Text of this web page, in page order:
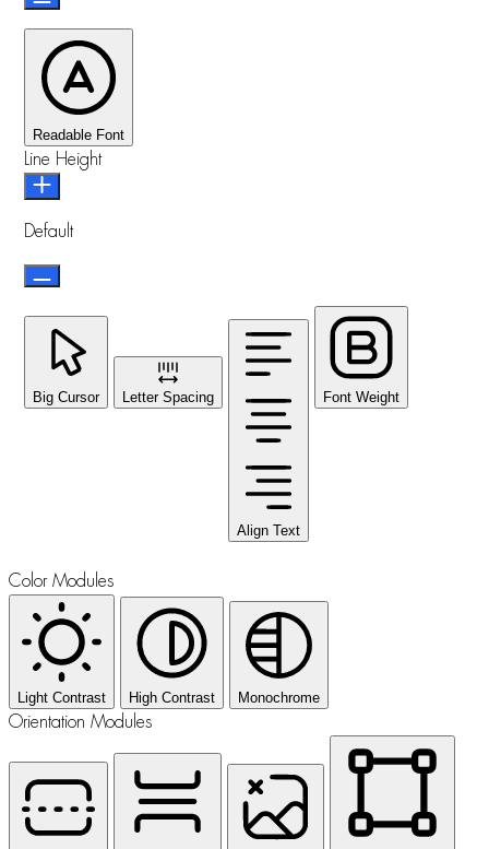
Readable Font
Line Height
Default
Big Cursor Letter Spacing
Align Text
Font Weight
Color Modules
Light Contrast High Contrast Monochrome
Orientation Modules